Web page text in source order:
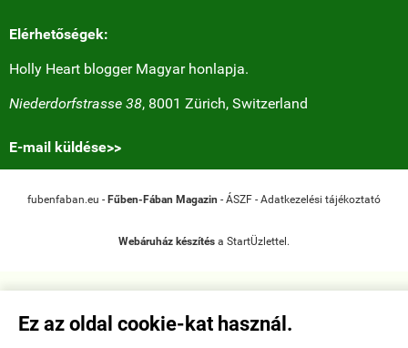
Ez az oldal cookie-kat használ.
Elérhetőségek:
Holly Heart blogger Magyar honlapja.
Niederdorfstrasse 38, 8001 Zürich, Switzerland
E-mail küldése>>
fubenfaban.eu - Fűben-Fában Magazin - ÁSZF - Adatkezelési tájékoztató
Webáruház készítés a StartÜzlettel.